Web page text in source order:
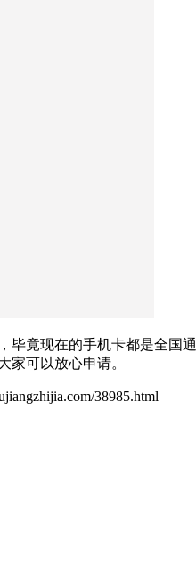
竟现在的手机卡都是全
家可以放心申请。
38985.html